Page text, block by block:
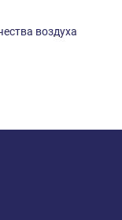
воздуха